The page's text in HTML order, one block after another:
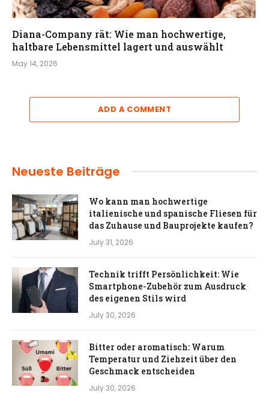
Diana-Company rät: Wie man hochwertige,
haltbare Lebensmittel lagert und auswählt
May 14, 2026
ADD A COMMENT
Neueste Beiträge
Wo kann man hochwertige
italienische und spanische Fliesen für
das Zuhause und Bauprojekte kaufen?
July 31, 2026
Technik trifft Persönlichkeit: Wie
Smartphone-Zubehör zum Ausdruck
des eigenen Stils wird
July 30, 2026
Bitter oder aromatisch: Warum
Temperatur und Ziehzeit über den
Geschmack entscheiden
July 30, 2026